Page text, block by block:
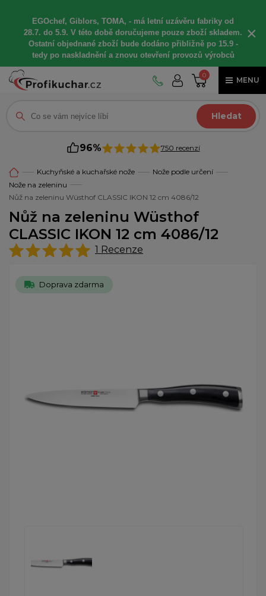
EGOchef, Giblors, TOMA, - má letní uzávěru fabriky od
28.7. do 5.9. V této době doručujeme pouze zboží skladem.
Ostatní objednané zboží bude dodáno přibližně po 15.9 -
tedy po naskladnění a znovu otevření provozů výrobců
×
0
MENU
Hledat
96% 750 recenzí
Kuchyňské a kuchařské nože
Nože podle určení
Nože na zeleninu
Nůž na zeleninu Wüsthof CLASSIC IKON 12 cm 4086/12
Nůž na zeleninu Wüsthof
CLASSIC IKON 12 cm 4086/12
1 Recenze
Doprava zdarma